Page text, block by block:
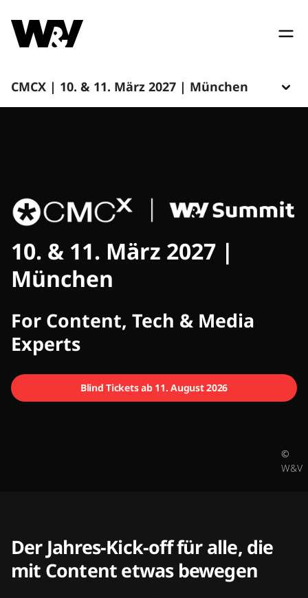
CMCX | 10. & 11. März 2027 | München
CMCX
10. & 11. März 2027 |
München
For Content, Tech & Media
Experts
Blind Tickets ab 11. August 2026
©
W&V
Der Jahres-Kick-off für alle, die
mit Content etwas bewegen